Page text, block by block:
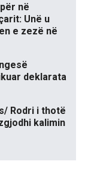
në
Unë u
e zezë në
deklarata
Rodri i thotë
kalimin